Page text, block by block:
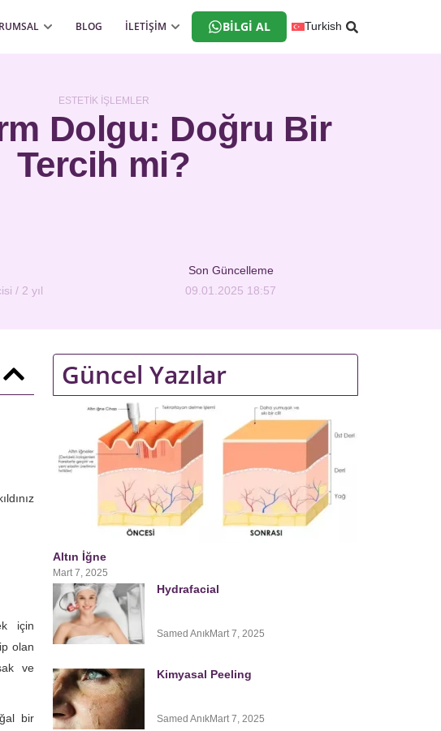
BLOG İLETİŞİM BILGI AL Turkish
ESTETIK İŞLEMLER
Dolgu: Doğru Bir
Tercih mi?
/ 2 yıl
Son Güncelleme
09.01.2025 18:57
için
olan
ve
bir
Güncel Yazılar
Altın İğne
Mart 7, 2025
Hydrafacial
Samed AnıkMart 7, 2025
Kimyasal Peeling
Samed AnıkMart 7, 2025